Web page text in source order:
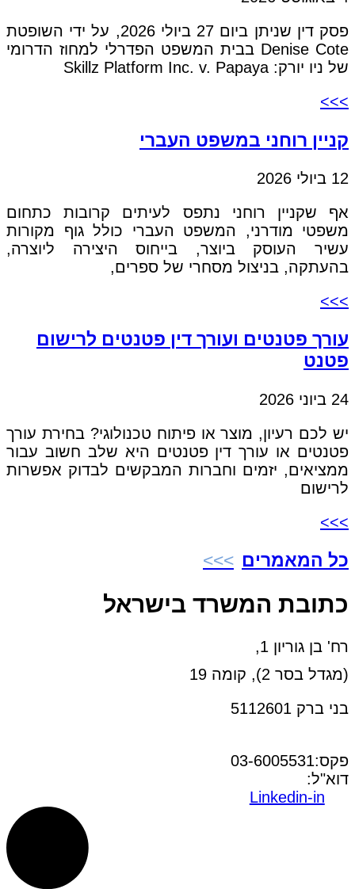
פסק דין שניתן ביום 27 ביולי 2026, על ידי השופטת
Denise Cote בבית המשפט הפדרלי למחוז הדרומי
של ניו יורק: Skillz Platform Inc. v. Papaya
>>>
קניין רוחני במשפט העברי
12 ביולי 2026
אף שקניין רוחני נתפס לעיתים קרובות כתחום
משפטי מודרני, המשפט העברי כולל גוף מקורות
עשיר העוסק ביוצר, בייחוס היצירה ליוצרה,
בהעתקה, בניצול מסחרי של ספרים,
>>>
עורך פטנטים ועורך דין פטנטים לרישום
פטנט
24 ביוני 2026
יש לכם רעיון, מוצר או פיתוח טכנולוגי? בחירת עורך
פטנטים או עורך דין פטנטים היא שלב חשוב עבור
ממציאים, יזמים וחברות המבקשים לבדוק אפשרות
לרישום
>>>
כל המאמרים
כתובת המשרד בישראל
רח' בן גוריון 1,
(מגדל בסר 2), קומה 19
בני ברק 5112601
פקס:03-6005531
דוא"ל:
Linkedin-in